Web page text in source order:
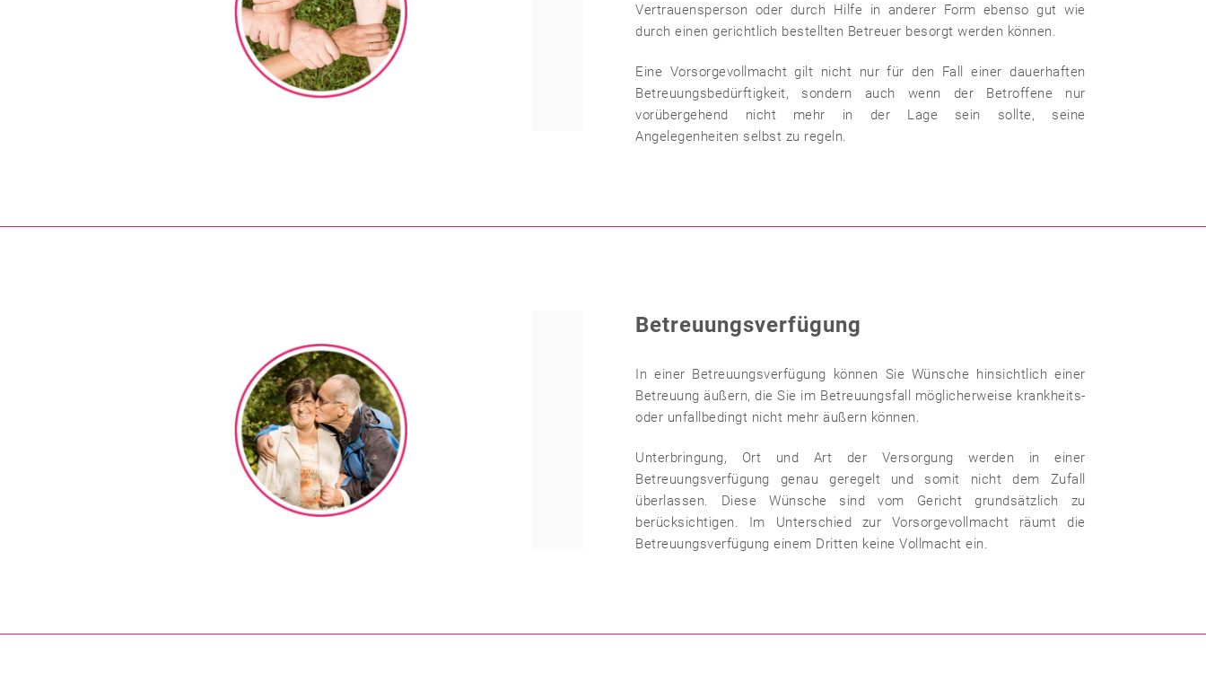
Vertrauensperson oder durch Hilfe in anderer Form ebenso gut wie
durch einen gerichtlich bestellten Betreuer besorgt werden können.
Eine Vorsorgevollmacht gilt nicht nur für den Fall einer dauerhaften
Betreuungsbedürftigkeit, sondern auch wenn der Betroffene nur
vorübergehend nicht mehr in der Lage sein sollte, seine
Angelegenheiten selbst zu regeln.
Betreuungsverfügung
In einer Betreuungsverfügung können Sie Wünsche hinsichtlich einer
Betreuung äußern, die Sie im Betreuungsfall möglicherweise krankheits-
oder unfallbedingt nicht mehr äußern können.
Unterbringung, Ort und Art der Versorgung werden in einer
Betreuungsverfügung genau geregelt und somit nicht dem Zufall
überlassen. Diese Wünsche sind vom Gericht grundsätzlich zu
berücksichtigen. Im Unterschied zur Vorsorgevollmacht räumt die
Betreuungsverfügung einem Dritten keine Vollmacht ein.